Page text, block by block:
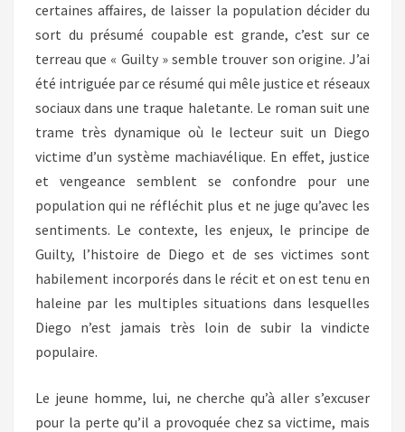
certaines affaires, de laisser la population décider du
sort du présumé coupable est grande, c’est sur ce
terreau que « Guilty » semble trouver son origine. J’ai
été intriguée par ce résumé qui mêle justice et réseaux
sociaux dans une traque haletante. Le roman suit une
trame très dynamique où le lecteur suit un Diego
victime d’un système machiavélique. En effet, justice
et vengeance semblent se confondre pour une
population qui ne réfléchit plus et ne juge qu’avec les
sentiments. Le contexte, les enjeux, le principe de
Guilty, l’histoire de Diego et de ses victimes sont
habilement incorporés dans le récit et on est tenu en
haleine par les multiples situations dans lesquelles
Diego n’est jamais très loin de subir la vindicte
populaire.
Le jeune homme, lui, ne cherche qu’à aller s’excuser
pour la perte qu’il a provoquée chez sa victime, mais